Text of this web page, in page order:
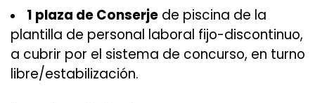
1 plaza de Conserje de piscina de la
plantilla de personal laboral fijo-discontinuo,
a cubrir por el sistema de concurso, en turno
libre/estabilización.